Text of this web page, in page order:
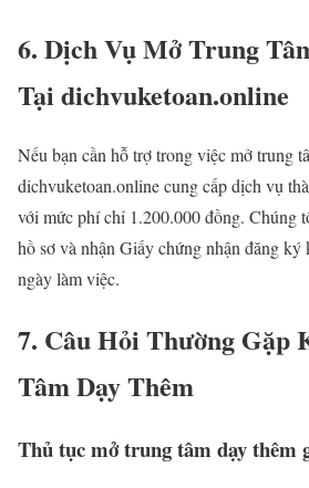
6. Dịch Vụ Mở Trung
Tại dichvuketoan.online
Nếu bạn cần hỗ trợ trong việc mở trung
dichvuketoan.online cung cấp dịch vụ
với mức phí chỉ 1.200.000 đồng. Chúng
hồ sơ và nhận Giấy chứng nhận đăng
ngày làm việc.
7. Câu Hỏi Thường Gặp
Tâm Dạy Thêm
Thủ tục mở trung tâm dạy thêm